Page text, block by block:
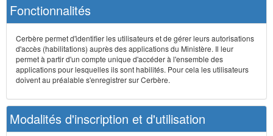
Fonctionnalités
Cerbère permet d'identifier les utilisateurs et de gérer leurs autorisations
d'accès (habilitations) auprès des applications du Ministère. Il leur
permet à partir d'un compte unique d'accéder à l'ensemble des
applications pour lesquelles ils sont habilités. Pour cela les utilisateurs
doivent au préalable s'enregistrer sur Cerbère.
Modalités d'inscription et d'utilisation